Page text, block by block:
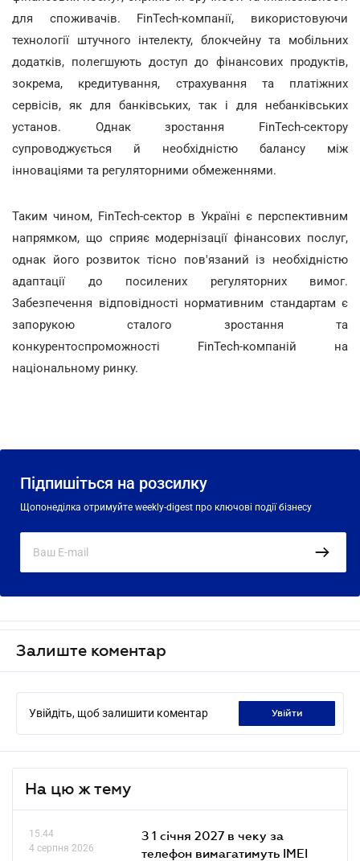
для споживачів. FinTech-компанії, використовуючи
технології штучного інтелекту, блокчейну та мобільних
додатків, полегшують доступ до фінансових продуктів,
зокрема, кредитування, страхування та платіжних
сервісів, як для банківських, так і для небанківських
установ. Однак зростання FinTech-сектору
супроводжується й необхідністю балансу між
інноваціями та регуляторними обмеженнями.
Таким чином, FinTech-сектор в Україні є перспективним
напрямком, що сприяє модернізації фінансових послуг,
однак його розвиток тісно пов'язаний із необхідністю
адаптації до посилених регуляторних вимог.
Забезпечення відповідності нормативним стандартам є
запорукою сталого зростання та
конкурентоспроможності FinTech-компаній на
національному ринку.
Підпишіться на розсилку
Щопонеділка отримуйте weekly-digest про ключові події бізнесу
Залиште коментар
Увійдіть, щоб залишити коментар увійти
На цю ж тему
15.44
4 серпня 2026
З 1 січня 2027 в чеку за
телефон вимагатимуть IMEI